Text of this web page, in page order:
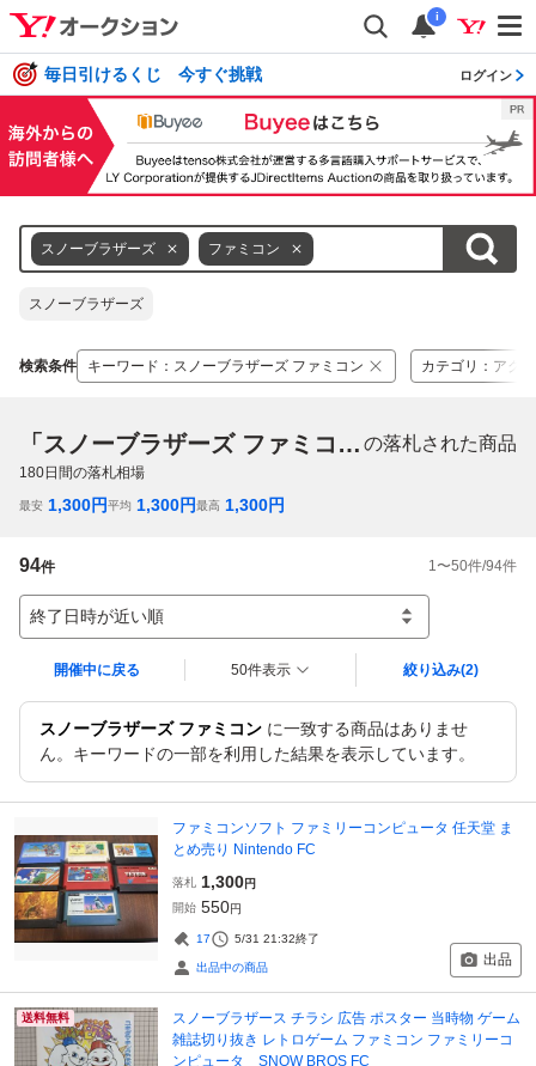
i
毎日引けるくじ 今すぐ挑戦 ログイン
スノーブラザーズ ファミコン
スノーブラザーズ
検索条件 キーワード ： スノーブラザーズ ファミコン カテゴリ ： アク
「スノーブラザーズ ファミコン」 の落札された商品
180日間の落札相場
最安 1,300円平均 1,300円最高 1,300円
94件 1 〜50件/94件
終了日時が近い順
開催中に戻る 50件表示 絞り込み(2)
スノーブラザーズ ファミコン に一致する商品はありませ
ん。キーワードの一部を利用した結果を表示しています。
ファミコンソフト ファミリーコンピュータ 任天堂 ま
とめ売り Nintendo FC
落札 1,300円
開始 550円
17 5/31 21:32終了
出品中の商品 出品
送料無料
スノーブラザース チラシ 広告 ポスター 当時物 ゲーム
雑誌切り抜き レトロゲーム ファミコン ファミリーコ
ンピュータ SNOW BROS FC